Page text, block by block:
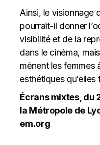
Ainsi, le visionnage
pourrait-il donner
visibilité et de la
dans le cinéma,
mènent les femmes
esthétiques qu’elles
Écrans mixtes, du
la Métropole de
em.org